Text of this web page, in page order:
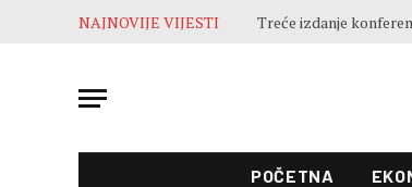
NAJNOVIJE VIJESTI
POČETNA